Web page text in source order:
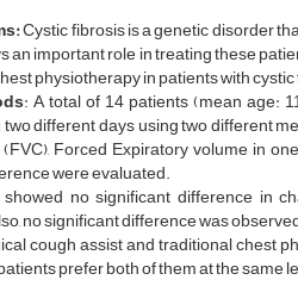
Cystic fibrosis is a genetic disorder
an important role in treating these
physiotherapy in patients with
: A total of 14 patients (mean age:
different days using two different
Forced Expiratory volume in
were evaluated.
no significant difference in
no significant difference was
cough assist and traditional chest
prefer both of them at the same